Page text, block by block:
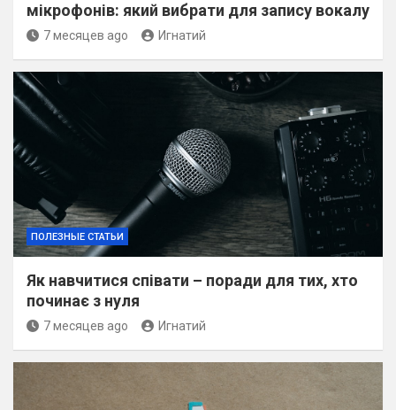
мікрофонів: який вибрати для запису вокалу
7 месяцев ago Игнатий
ПОЛЕЗНЫЕ СТАТЬИ
Як навчитися співати – поради для тих, хто
починає з нуля
7 месяцев ago Игнатий